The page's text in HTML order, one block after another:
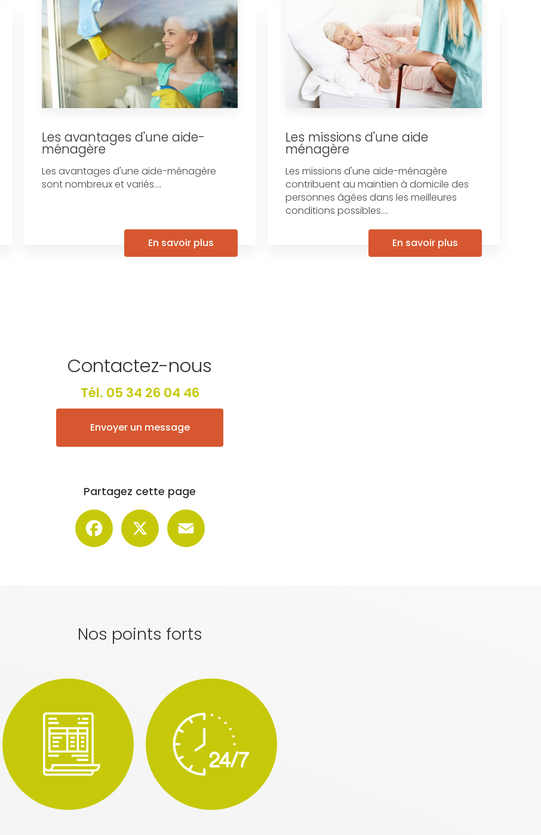
Les avantages d'une aide-
ménagère
Les avantages d'une aide-ménagère
sont nombreux et variés....
En savoir plus
Les missions d'une aide
ménagère
Les missions d'une aide-ménagère
contribuent au maintien à domicile des
personnes âgées dans les meilleures
conditions possibles....
En savoir plus
Contactez-nous
Tél. 05 34 26 04 46
Envoyer un message
Partagez cette page
Facebook
Nos points forts